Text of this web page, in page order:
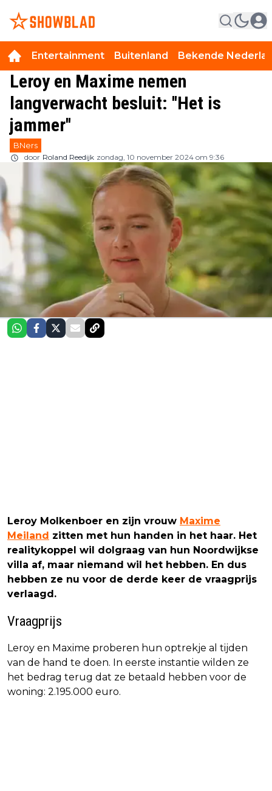
Entertainment Buitenland Bekende
Leroy en Maxime nemen
langverwacht besluit: ''Het is
jammer''
BNers
door Roland Reedijk zondag, 10 november 2024 om 9:36
Leroy Molkenboer en zijn vrouw Maxime
Meiland zitten met hun handen in het haar. Het
realitykoppel wil dolgraag van hun Noordwijkse
villa af, maar niemand wil het hebben. En dus
hebben ze nu voor de derde keer de vraagprijs
verlaagd.
Vraagprijs
Leroy en Maxime proberen hun optrekje al tijden
van de hand te doen. In eerste instantie wilden ze
het bedrag terug dat ze betaald hebben voor de
woning: 2.195.000 euro.